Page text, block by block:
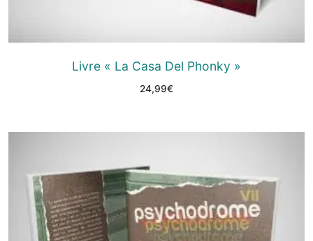
Livre « La Casa Del Phonky »
24,99€